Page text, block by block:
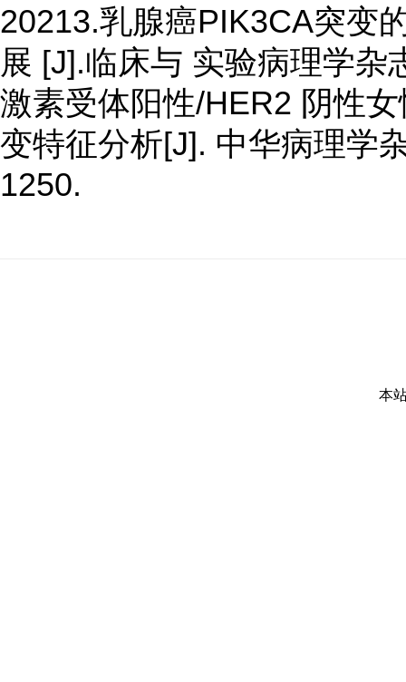
20213.乳腺癌PIK3CA突变
展 [J].临床与 实验病理学杂
激素受体阳性/HER2 阴性
变特征分析[J]. 中华病理学
1250.
本